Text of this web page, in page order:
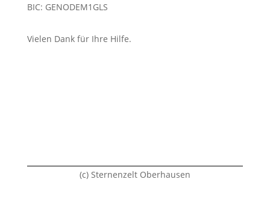
BIC: GENODEM1GLS
Vielen Dank für Ihre Hilfe.
(c) Sternenzelt Oberhausen